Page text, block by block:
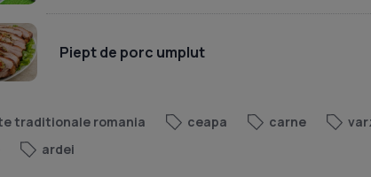
Piept de porc umplut
traditionale romania ceapa carne
ardei